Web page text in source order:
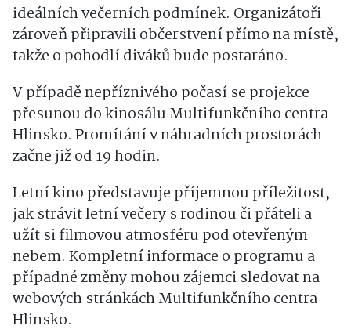
ideálních večerních podmínek. Organizátoři
zároveň připravili občerstvení přímo na místě,
takže o pohodlí diváků bude postaráno.
V případě nepříznivého počasí se projekce
přesunou do kinosálu Multifunkčního centra
Hlinsko. Promítání v náhradních prostorách
začne již od 19 hodin.
Letní kino představuje příjemnou příležitost,
jak strávit letní večery s rodinou či přáteli a
užít si filmovou atmosféru pod otevřeným
nebem. Kompletní informace o programu a
případné změny mohou zájemci sledovat na
webových stránkách Multifunkčního centra
Hlinsko.